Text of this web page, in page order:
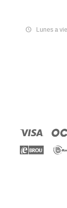
Lunes a